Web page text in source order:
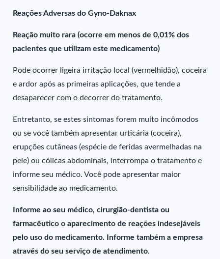
Reações Adversas do Gyno-Daknax
Reação muito rara (ocorre em menos de 0,01% dos
pacientes que utilizam este medicamento)
Pode ocorrer ligeira irritação local (vermelhidão), coceira
e ardor após as primeiras aplicações, que tende a
desaparecer com o decorrer do tratamento.
Entretanto, se estes sintomas forem muito incômodos
ou se você também apresentar urticária (coceira),
erupções cutâneas (espécie de feridas avermelhadas na
pele) ou cólicas abdominais, interrompa o tratamento e
informe seu médico. Você pode apresentar maior
sensibilidade ao medicamento.
Informe ao seu médico, cirurgião-dentista ou
farmacêutico o aparecimento de reações indesejáveis
pelo uso do medicamento. Informe também a empresa
através do seu serviço de atendimento.